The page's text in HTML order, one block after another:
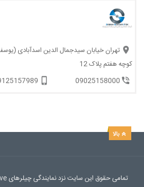
تهران خیابان سیدجمال الدین اسدآبادی (یوسف
کوچه هفتم پلاک 12
09025158000